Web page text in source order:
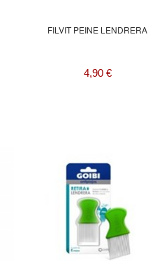
FILVIT PEINE LENDRERA
4,90 €